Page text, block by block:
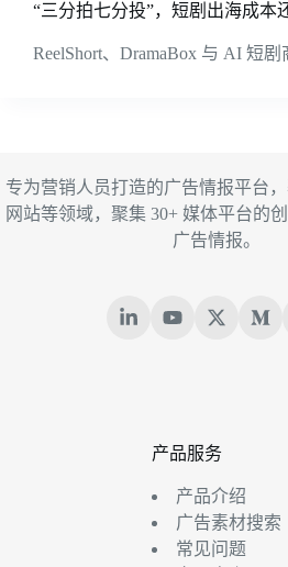
“三分拍七分投”，短剧出海成本
ReelShort、DramaBox 与 AI 短
专为营销人员打造的广告情报平台
网站等领域，聚集 30+ 媒体平台的
广告情报。
产品服务
产品介绍
广告素材搜索
常见问题